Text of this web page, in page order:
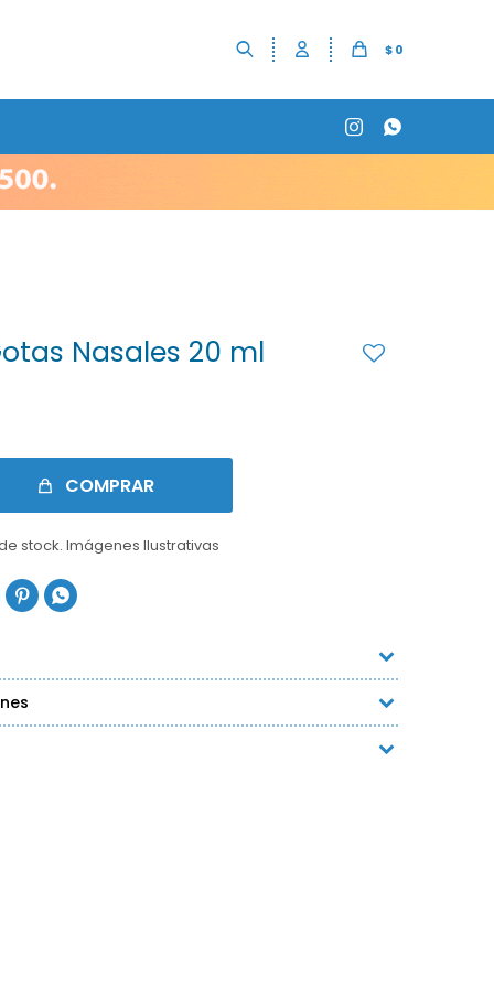
$0
 
Nasales 20 ml
COMPRAR
stock. Imágenes Ilustrativas
 